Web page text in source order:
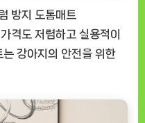
방지 도톰매트
도 저렴하고 실용적이
강아지의 안전을 위한